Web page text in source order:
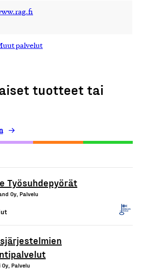
palvelut
tuotteet tai
Työsuhdepyörät
Oy, Palvelu
Palvelu